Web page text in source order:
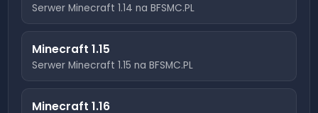
Serwer Minecraft1.14 na BFSMC.PL
Minecraft1.15
Serwer Minecraft1.15 na BFSMC.PL
Minecraft1.16